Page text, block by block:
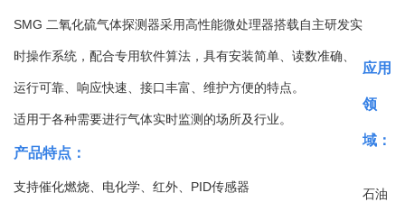
SMG 二氧化硫气体探测器采用高性能微处理器搭载自主研发实
时操作系统，配合专用软件算法，具有安装简单、读数准确、
运行可靠、响应快速、接口丰富、维护方便的特点。
适用于各种需要进行气体实时监测的场所及行业。
产品特点：
支持催化燃烧、电化学、红外、PID传感器
应用
领
域：
石油